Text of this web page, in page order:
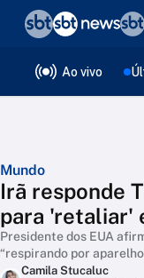
Ao vivo
Mundo
Irã responde
para 'retaliar'
Presidente dos EUA
“respirando por
Camila Stucaluc
❮voltar